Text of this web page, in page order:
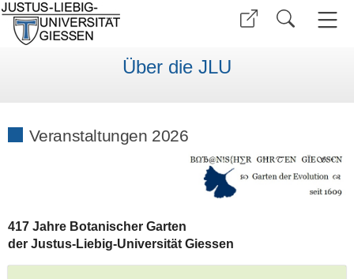
Über die JLU
Veranstaltungen 2026
417 Jahre Botanischer Garten
der Justus-Liebig-Universität Giessen